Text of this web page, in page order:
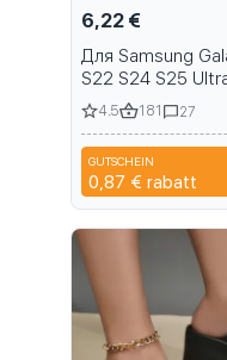
6,22 €
Для Samsung
S22 S24 S25
Armor Прочный
Магнитный чехол
телефона с
держателем
ремня Кобура
4.5 181 27
GUTSCHEIN
0,87 € rabatt